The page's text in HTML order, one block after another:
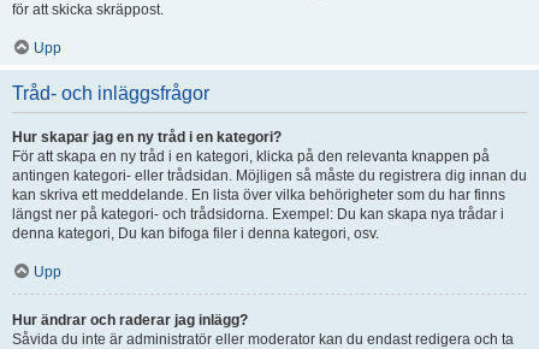
för att skicka skräppost.
Upp
Tråd- och inläggsfrågor
Hur skapar jag en ny tråd i en kategori?
För att skapa en ny tråd i en kategori, klicka på den relevanta knappen på
antingen kategori- eller trådsidan. Möjligen så måste du registrera dig innan du
kan skriva ett meddelande. En lista över vilka behörigheter som du har finns
längst ner på kategori- och trådsidorna. Exempel: Du kan skapa nya trådar i
denna kategori, Du kan bifoga filer i denna kategori, osv.
Upp
Hur ändrar och raderar jag inlägg?
Såvida du inte är administratör eller moderator kan du endast redigera och ta